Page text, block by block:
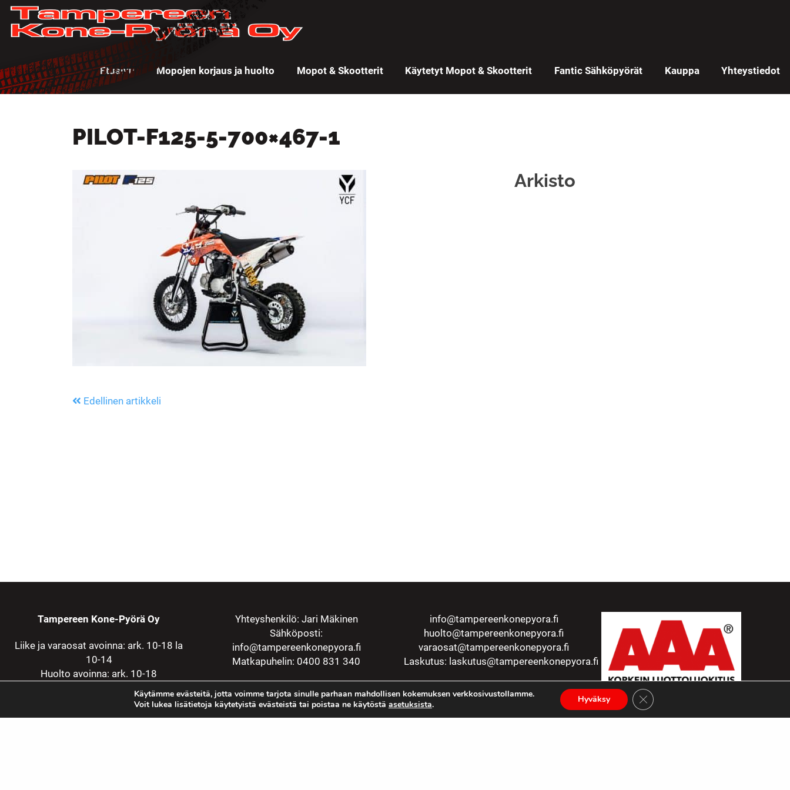
Etusivu Mopojen korjaus ja huolto Mopot & Skootterit Käytetyt Mopot & Skootterit Fantic Sähköpyörät Kauppa Yhteystiedot
PILOT-F125-5-700×467-1
Edellinen artikkeli
Arkisto
Tampereen Kone-Pyörä Oy
Liike ja varaosat avoinna: ark. 10-18 la
10-14
Huolto avoinna: ark. 10-18
Yhteyshenkilö: Jari Mäkinen
Sähköposti:
info@tampereenkonepyora.fi
Matkapuhelin: 0400 831 340
info@tampereenkonepyora.fi
huolto@tampereenkonepyora.fi
varaosat@tampereenkonepyora.fi
Laskutus: laskutus@tampereenkonepyora.fi
Käytämme evästeitä, jotta voimme tarjota sinulle parhaan mahdollisen kokemuksen verkkosivustollamme.
Voit lukea lisätietoja käytetyistä evästeistä tai poistaa ne käytöstä asetuksista. Hyväksy Sulje evästebanneri